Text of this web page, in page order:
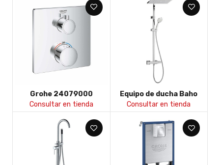
Grohe 24079000
Grohtherm Termostato
Square de 2 vías con
/ducha
Consultar en tienda
Equipo de ducha Baho
Emo termostatico plus
telescopico
Consultar en tienda